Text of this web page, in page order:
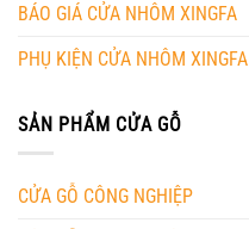
BÁO GIÁ CỬA NHÔM XINGFA
PHỤ KIỆN CỬA NHÔM XINGFA
SẢN PHẨM CỬA GỖ
CỬA GỖ CÔNG NGHIỆP